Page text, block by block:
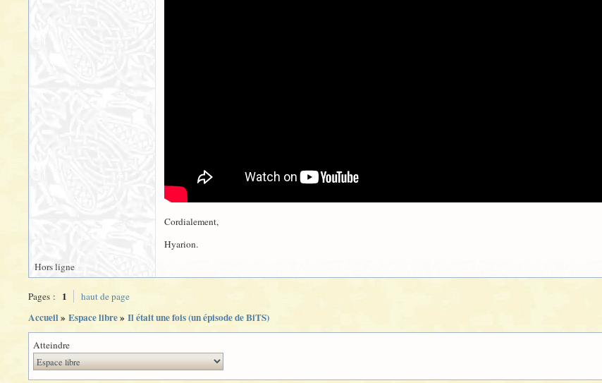
Cordialement,
Hyarion.
Hors ligne
Pages : 1 haut de page
Accueil» Espace libre» Il était une fois (un épisode de BiTS)
Atteindre